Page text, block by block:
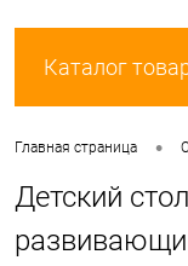
Каталог
Главная страница •
Детский